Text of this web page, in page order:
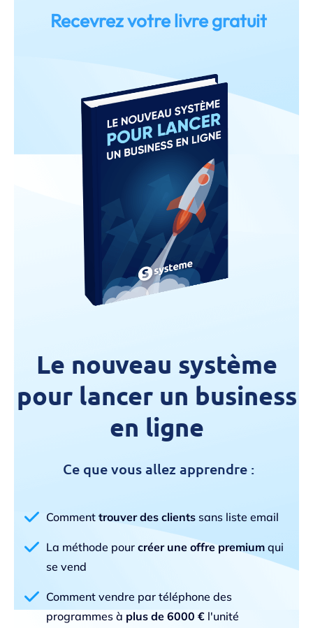
Recevrez votre livre gratuit
Le nouveau système
pour lancer un business
en ligne
Ce que vous allez apprendre :
Comment trouver des clients sans liste email
La méthode pour créer une offre premium qui
se vend
Comment vendre par téléphone des
programmes à plus de 6000 € l'unité